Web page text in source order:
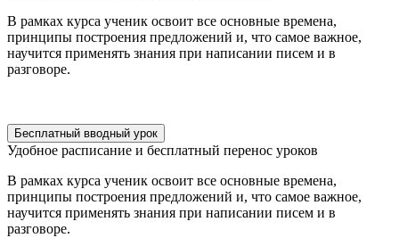
В рамках курса ученик освоит все основные времена,
принципы построения предложений и, что самое важное,
научится применять знания при написании писем и в
разговоре.
Бесплатный вводный урок
Удобное расписание и бесплатный перенос уроков
В рамках курса ученик освоит все основные времена,
принципы построения предложений и, что самое важное,
научится применять знания при написании писем и в
разговоре.